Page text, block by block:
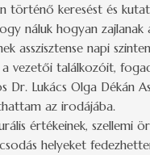
történő keresést és
náluk hogyan
asszisztense napi
vezetői találkozóit,
Dr. Lukács Olga
az irodájába.
értékeinek, szellemi
helyeket